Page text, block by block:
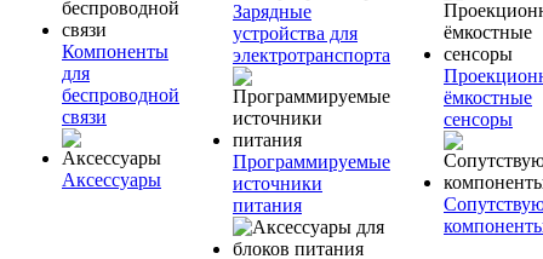
Компоненты
для
беспроводной
связи
Аксессуары
Зарядные
устройства для
электротранспорта
Программируемые
источники
питания
ёмкостные
сенсоры